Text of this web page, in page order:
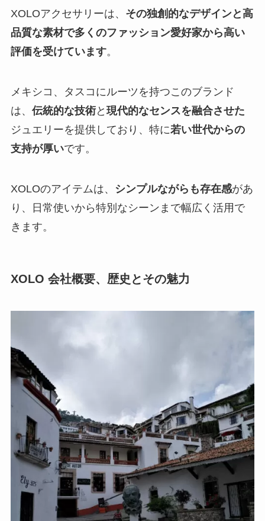
XOLOアクセサリーは、 その独創的なデザインと高
品質な素材で多くのファッション愛好家から高い
評価を受けています。
メキシコ、タスコにルーツを持つこのブランド
は、 伝統的な技術と 現代的なセンスを融合させた
ジュエリーを提供しており、特に若い世代からの
支持が厚いです。
XOLOのアイテムは、 シンプルながらも存在感があ
り、日常使いから特別なシーンまで幅広く活用で
きます。
XOLO 会社概要、歴史とその魅力